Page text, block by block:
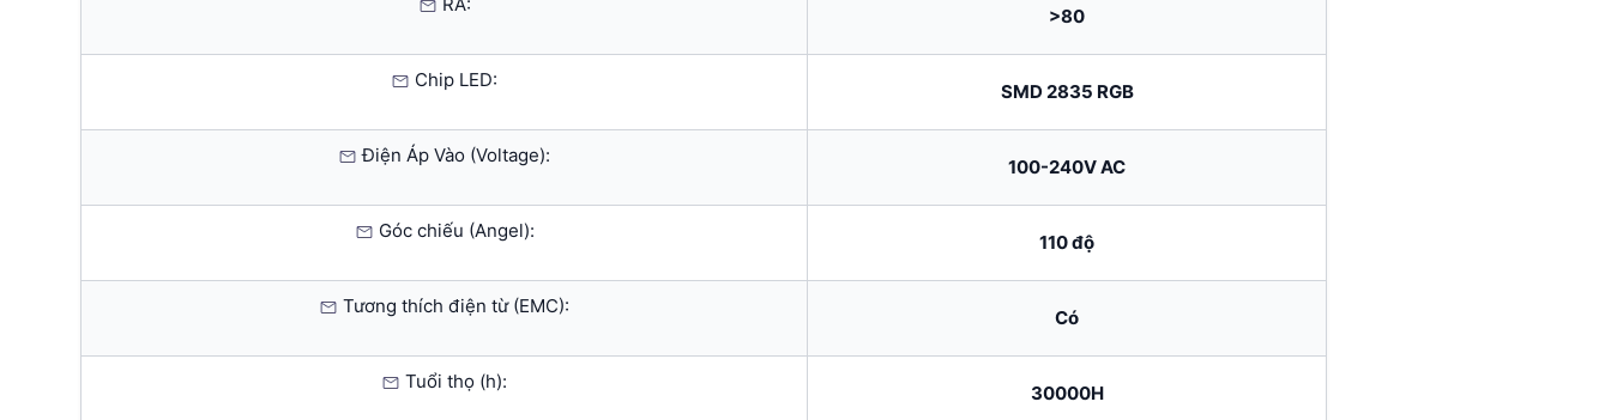
RA:
>80
Chip LED:
SMD 2835 RGB
Điện Áp Vào (Voltage):
100-240V AC
Góc chiếu (Angel):
110 độ
Tương thích điện từ (EMC):
Có
Tuổi thọ (h):
30000H